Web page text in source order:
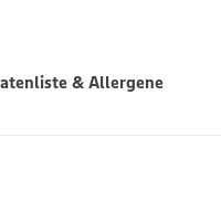
& Allergene